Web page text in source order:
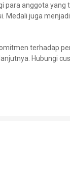
para anggota
Medali juga
terhadap
Hubungi